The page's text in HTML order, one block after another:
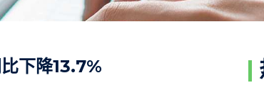
下降13.7%